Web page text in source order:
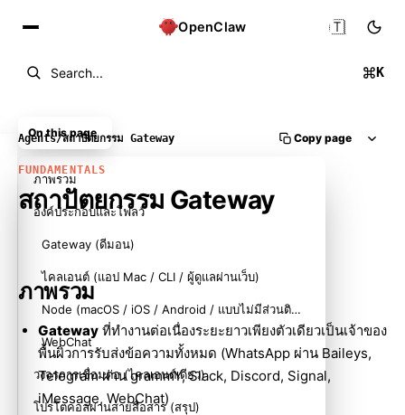
OpenClaw
Search... K
🇹🇭
Agents/สถาปัตยกรรม Gateway Copy page
FUNDAMENTALS
สถาปัตยกรรม Gateway
ภาพรวม
Gatewayที่ทำงานต่อเนื่องระยะยาวเพียงตัวเดียวเป็นเจ้าของ
พื้นผิวการรับส่งข้อความทั้งหมด (WhatsApp ผ่าน Baileys,
Telegram ผ่าน grammY, Slack, Discord, Signal,
iMessage, WebChat)
On this page
ภาพรวม
องค์ประกอบและโฟลว์
Gateway (ดีมอน)
ไคลเอนต์ (แอป Mac / CLI / ผู้ดูแลผ่านเว็บ)
Node (macOS / iOS / Android / แบบไม่มีส่วนติดต่อ)
WebChat
วงจรการเชื่อมต่อ (ไคลเอนต์เดียว)
โปรโตคอลผ่านสายสื่อสาร (สรุป)